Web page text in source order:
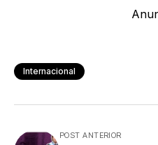
Internacional
POST ANTERIOR